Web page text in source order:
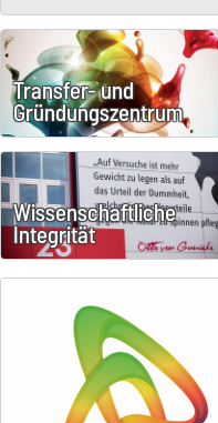
Transfer- und
Gründungszentrum
Wissenschaftliche
Integrität